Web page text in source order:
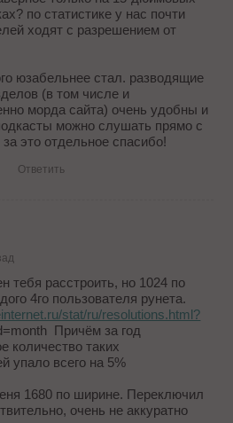
по статистике у нас почти
ходят с разрешением от
юзабельнее стал. разводящие
(в том числе и
морда сайта) очень удобны и
можно слушать прямо с
это отдельное спасибо!
Ответить
тебя расстроить, но 1024 по
4го пользователя рунета.
stat/ru/resolutions.html?
Причём за год
количество таких
упало всего на 5%
1680 по ширине. Переключил
очень не аккуратно